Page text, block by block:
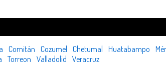
Comitán Cozumel Chetumal Huatabampo
Torreon Valladolid Veracruz